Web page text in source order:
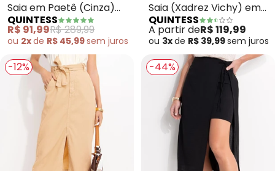
Saia em Paetê (Cinza)
com Fenda
QUINTESS
R$ 91,99R$ 289,99
ou 2xde R$ 45,99sem juros
Saia (Xadrez Vichy) em
Malha Texturizada
QUINTESS
A partir deR$ 119,99
ou 3xde R$ 39,99sem juros
-12% -44%